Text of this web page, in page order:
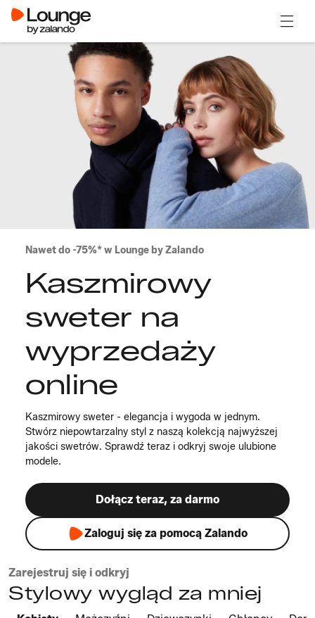
Nawet do -75%* w Lounge by Zalando
Kaszmirowy
sweter na
wyprzedaży
online
Kaszmirowy sweter - elegancja i wygoda w jednym.
Stwórz niepowtarzalny styl z naszą kolekcją najwyższej
jakości swetrów. Sprawdź teraz i odkryj swoje ulubione
modele.
Dołącz teraz, za darmo
Zaloguj się za pomocą Zalando
Zarejestruj się i odkryj
Stylowy wygląd za mniej